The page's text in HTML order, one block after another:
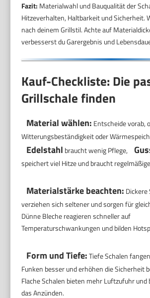
Fazit: Materialwahl und Bauqualität der
Hitzeverhalten, Haltbarkeit und Sicherheit.
nach deinem Grillstil. Achte auf
verbesserst du Garergebnis und
Kauf-Checkliste: Die
Grillschale finden
Material wählen: Entscheide vorab,
Witterungsbeständigkeit oder
Edelstahl braucht wenig Pflege,
speichert viel Hitze und braucht
Materialstärke beachten: Dickere
verziehen sich seltener und sorgen für
Dünne Bleche reagieren schneller auf
Temperaturschwankungen und bilden
Form und Tiefe:Tiefe Schalen
Funken besser und erhöhen die Sicherheit
Flache Schalen bieten mehr Luftzufuhr und
das Anzünden.